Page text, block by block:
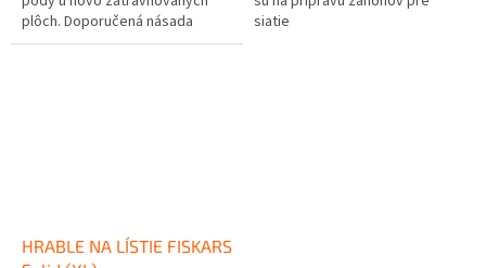
plôch. Doporučená násada
WOLF Garten ZM 170
siatie
HRABLE NA LÍSTIE FISKARS